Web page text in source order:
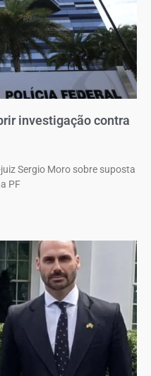
investigação contra
Sergio Moro sobre suposta
PF